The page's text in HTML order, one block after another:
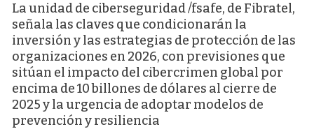
La unidad de ciberseguridad /fsafe, de Fibratel,
señala las claves que condicionarán la
inversión y las estrategias de protección de las
organizaciones en 2026, con previsiones que
sitúan el impacto del cibercrimen global por
encima de 10 billones de dólares al cierre de
2025 y la urgencia de adoptar modelos de
prevención y resiliencia